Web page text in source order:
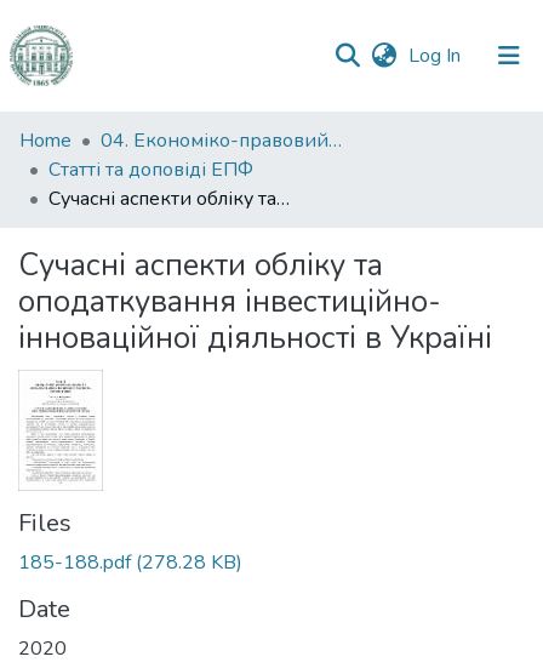
Log In (current)
Communities
&
Collections
Statistics
Home
04. Економіко-правовий факультет
Статті та доповіді ЕПФ
Сучасні аспекти обліку та оподаткування інвестиційно-інноваційної діяльності в Україні
Сучасні аспекти обліку та
оподаткування інвестиційно-
інноваційної діяльності в Україні
Files
185-188.pdf(278.28 KB)
Date
2020